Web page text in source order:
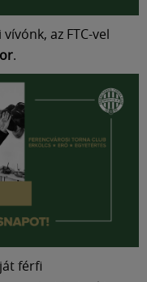
az FTC-vel
.
férfi